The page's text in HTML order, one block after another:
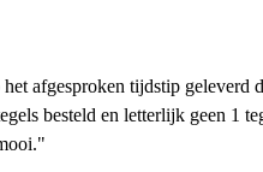
afgesproken tijdstip geleverd
besteld en letterlijk geen 1